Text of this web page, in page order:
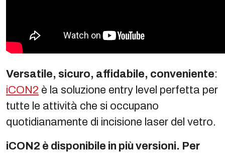
Versatile, sicuro, affidabile, conveniente:
iCON2 è la soluzione entry level perfetta per
tutte le attività che si occupano
quotidianamente di incisione laser del vetro.
iCON2 è disponibile in più versioni. Per